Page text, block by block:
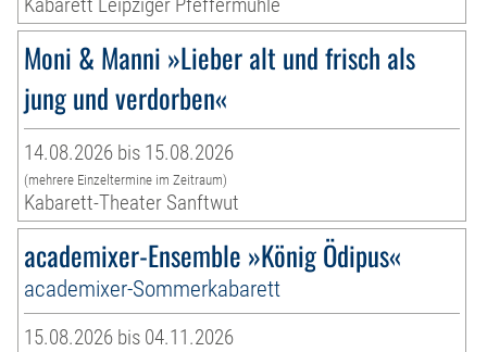
Moni & Manni »Lieber alt und frisch als
jung und verdorben«
14.08.2026 bis 15.08.2026
(mehrere Einzeltermine im Zeitraum)
Kabarett-Theater Sanftwut
academixer-Ensemble »König Ödipus«
academixer-Sommerkabarett
15.08.2026 bis 04.11.2026